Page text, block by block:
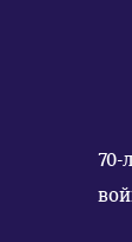
70-